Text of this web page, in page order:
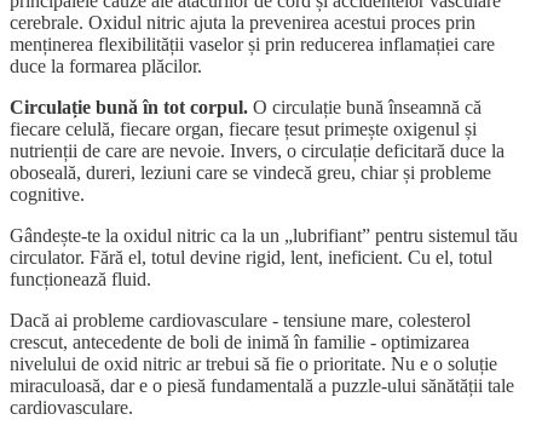
cerebrale. Oxidul nitric ajuta la prevenirea acestui proces prin
menținerea flexibilității vaselor și prin reducerea inflamației care
duce la formarea plăcilor.
Circulație bună în tot corpul. O circulație bună înseamnă că
fiecare celulă, fiecare organ, fiecare țesut primește oxigenul și
nutrienții de care are nevoie. Invers, o circulație deficitară duce la
oboseală, dureri, leziuni care se vindecă greu, chiar și probleme
cognitive.
Gândește-te la oxidul nitric ca la un „lubrifiant” pentru sistemul tău
circulator. Fără el, totul devine rigid, lent, ineficient. Cu el, totul
funcționează fluid.
Dacă ai probleme cardiovasculare - tensiune mare, colesterol
crescut, antecedente de boli de inimă în familie - optimizarea
nivelului de oxid nitric ar trebui să fie o prioritate. Nu e o soluție
miraculoasă, dar e o piesă fundamentală a puzzle-ului sănătății tale
cardiovasculare.